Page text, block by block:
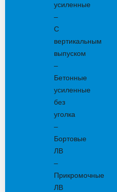
усиленные
–
С
вертикальным
выпуском
–
Бетонные
усиленные
без
уголка
–
Бортовые
ЛВ
–
Прикромочные
ЛВ